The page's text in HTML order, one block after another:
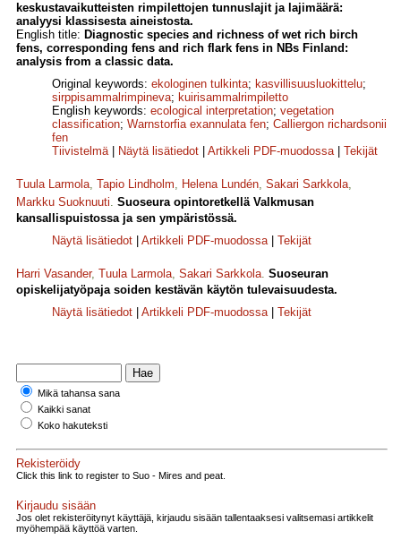
keskustavaikutteisten rimpilettojen tunnuslajit ja lajimäärä:
analyysi klassisesta aineistosta.
English title: Diagnostic species and richness of wet rich birch
fens, corresponding fens and rich flark fens in NBs Finland:
analysis from a classic data.
Original keywords: ekologinen tulkinta; kasvillisuusluokittelu;
sirppisammalrimpineva; kuirisammalrimpiletto
English keywords: ecological interpretation; vegetation
classification; Warnstorfia exannulata fen; Calliergon richardsonii
fen
Tiivistelmä| Näytä lisätiedot Artikkeli PDF-muodossa| Tekijät
Tuula Larmola, Tapio Lindholm, Helena Lundén, Sakari Sarkkola,
Markku Suoknuuti. Suoseura opintoretkellä Valkmusan
kansallispuistossa ja sen ympäristössä.
Näytä lisätiedot
Artikkeli PDF-muodossa| Tekijät
Harri Vasander, Tuula Larmola, Sakari Sarkkola. Suoseuran
opiskelijatyöpaja soiden kestävän käytön tulevaisuudesta.
Näytä lisätiedot
Artikkeli PDF-muodossa| Tekijät
Mikä tahansa sana
Kaikki sanat
Koko hakuteksti
Rekisteröidy
Click this link to register to Suo - Mires and peat.
Kirjaudu sisään
Jos olet rekisteröitynyt käyttäjä, kirjaudu sisään tallentaaksesi valitsemasi artikkelit
myöhempää käyttöä varten.